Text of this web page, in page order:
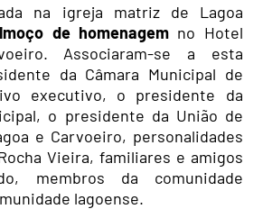
na igreja matriz de Lagoa
de homenagemno Hotel
Associaram-se a esta
da Câmara Municipal de
executivo, o presidente da
o presidente da União de
e Carvoeiro, personalidades
Vieira, familiares e amigos
membros da comunidade
lagoense.